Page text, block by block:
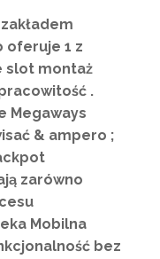
oferuje 1 z
slot montaż
.
Megaways
& ampero ;
zarówno
Mobilna
bez